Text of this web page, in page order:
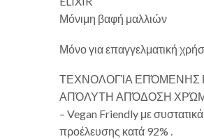
Μόνιμη βαφή μαλλιών
Μόνο για επαγγελματική
ΤΕΧΝΟΛΟΓΊΑ ΕΠΌΜΕΝΗΣ
ΑΠΌΛΥΤΗ ΑΠΌΔΟΣΗ
– Vegan Friendly με
προέλευσης κατά 92% .